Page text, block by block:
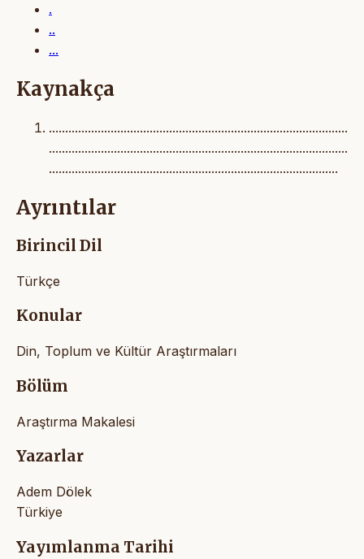
.
..
...
Kaynakça
............................................................................................
............................................................................................
.........................................................................................
Ayrıntılar
Birincil Dil
Türkçe
Konular
Din, Toplum ve Kültür Araştırmaları
Bölüm
Araştırma Makalesi
Yazarlar
Adem Dölek
Türkiye
Yayımlanma Tarihi